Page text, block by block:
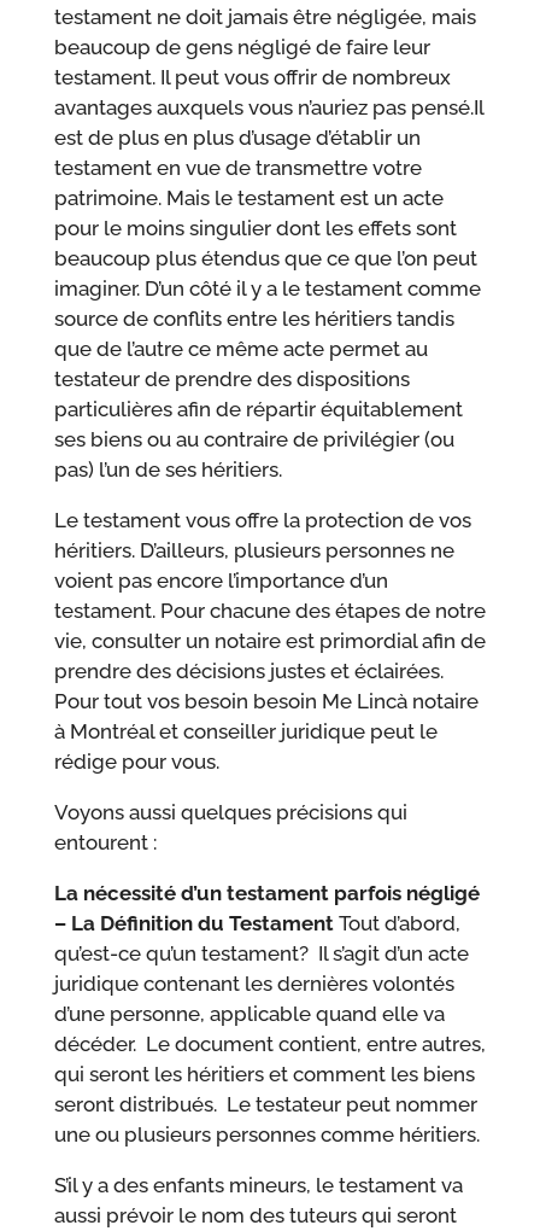
testament ne doit jamais être négligée, mais
beaucoup de gens négligé de faire leur
testament. Il peut vous offrir de nombreux
avantages auxquels vous n’auriez pas pensé.Il
est de plus en plus d’usage d’établir un
testament en vue de transmettre votre
patrimoine. Mais le testament est un acte
pour le moins singulier dont les effets sont
beaucoup plus étendus que ce que l’on peut
imaginer. D’un côté il y a le testament comme
source de conflits entre les héritiers tandis
que de l’autre ce même acte permet au
testateur de prendre des dispositions
particulières afin de répartir équitablement
ses biens ou au contraire de privilégier (ou
pas) l’un de ses héritiers.
Le testament vous offre la protection de vos
héritiers. D’ailleurs, plusieurs personnes ne
voient pas encore l’importance d’un
testament. Pour chacune des étapes de notre
vie, consulter un notaire est primordial afin de
prendre des décisions justes et éclairées.
Pour tout vos besoin besoin Me Lincà notaire
à Montréal et conseiller juridique peut le
rédige pour vous.
Voyons aussi quelques précisions qui
entourent :
La nécessité d’un testament parfois négligé
– La Définition du Testament Tout d’abord,
qu’est-ce qu’un testament? Il s’agit d’un acte
juridique contenant les dernières volontés
d’une personne, applicable quand elle va
décéder. Le document contient, entre autres,
qui seront les héritiers et comment les biens
seront distribués. Le testateur peut nommer
une ou plusieurs personnes comme héritiers.
S’il y a des enfants mineurs, le testament va
aussi prévoir le nom des tuteurs qui seront